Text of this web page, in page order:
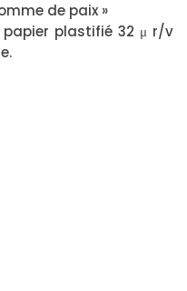
de paix »
plastifié 32 μ r/v